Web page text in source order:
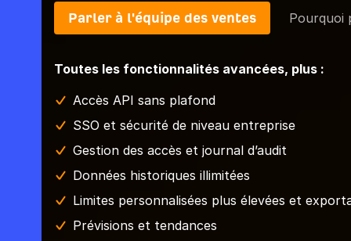
Parler à l'équipe des ventes Pourquoi
Toutes les fonctionnalités avancées, plus :
Accès API sans plafond
SSO et sécurité de niveau entreprise
Gestion des accès et journal d’audit
Données historiques illimitées
Limites personnalisées plus élevées et
Prévisions et tendances